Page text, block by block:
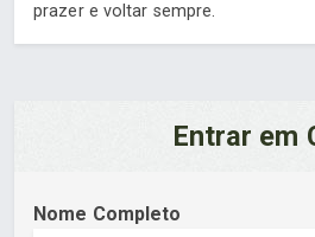
prazer e voltar sempre.
Entrar em
Nome Completo